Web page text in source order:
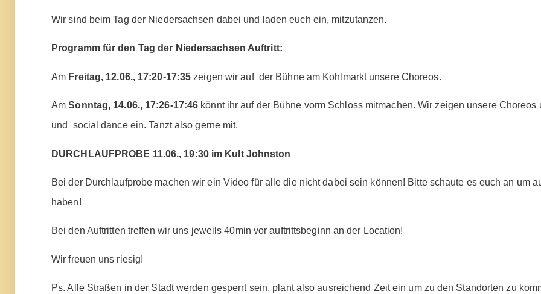
Wir sind beim Tag der Niedersachsen dabei und laden euch ein, mitzutanzen.
Programm für den Tag der Niedersachsen Auftritt:
Am Freitag, 12.06., 17:20-17:35 zeigen wir auf der Bühne am Kohlmarkt unsere Choreos.
Am Sonntag, 14.06., 17:26-17:46 könnt ihr auf der Bühne vorm Schloss mitmachen. Wir zeigen unsere
und social dance ein. Tanzt also gerne mit.
DURCHLAUFPROBE 11.06., 19:30 im Kult Johnston
Bei der Durchlaufprobe machen wir ein Video für alle die nicht dabei sein können! Bitte schaute es euch an um
haben!
Bei den Auftritten treffen wir uns jeweils 40min vor auftrittsbeginn an der Location!
Wir freuen uns riesig!
Ps. Alle Straßen in der Stadt werden gesperrt sein, plant also ausreichend Zeit ein um zu den Standorten zu